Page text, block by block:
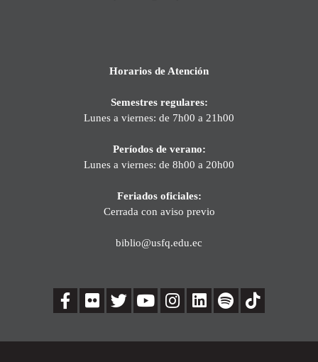
Horarios de Atención
Semestres regulares:
Lunes a viernes: de 7h00 a 21h00
Períodos de verano:
Lunes a viernes: de 8h00 a 20h00
Feriados oficiales:
Cerrada con aviso previo
biblio@usfq.edu.ec